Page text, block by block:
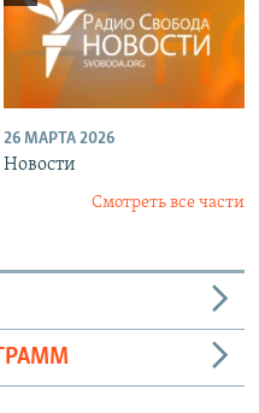
26 МАРТА 2026
Новости
Смотреть все части